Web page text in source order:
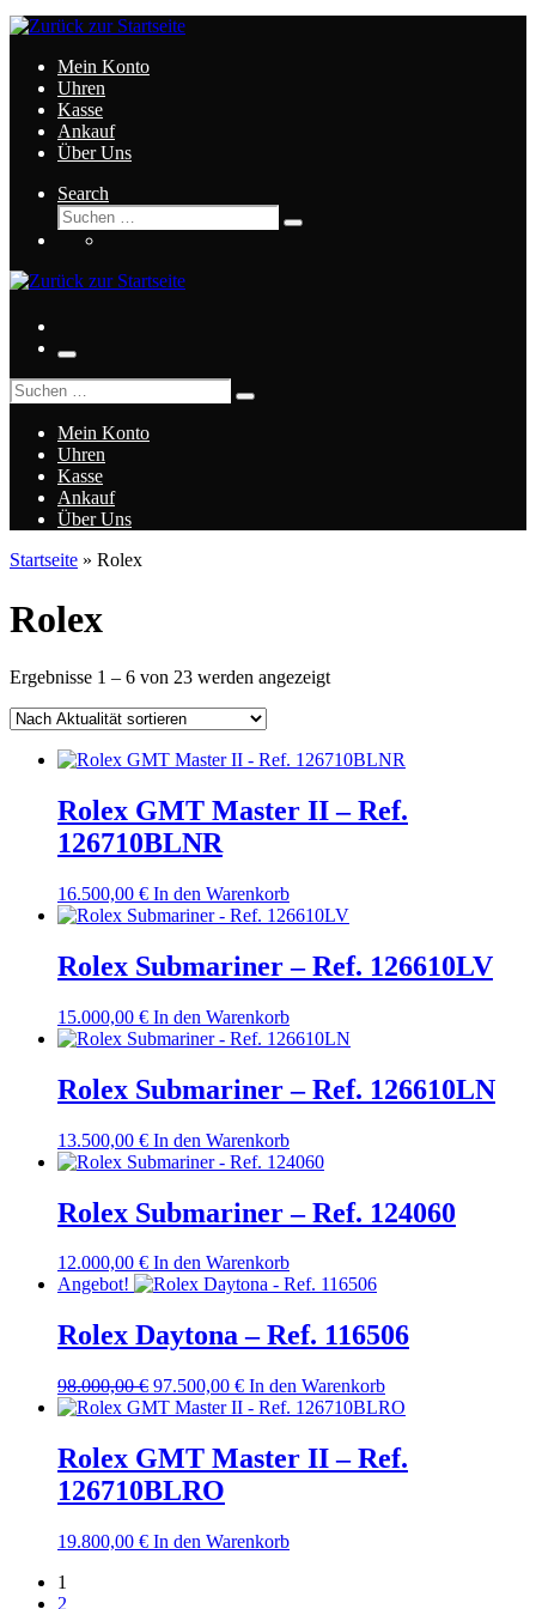
Zum
Inhalt
springenMein Konto
Uhren
Kasse
Ankauf
Über Uns
Search
Suche
Suchen
Menü
Suche
Suchen
Mein Konto
Uhren
Kasse
Ankauf
Über Uns
Startseite » Rolex
Rolex
Ergebnisse 1 – 6 von 23 werden angezeigtNach
Rolex GMT Master II – Ref.
126710BLNR
16.500,00 € In den Warenkorb
Rolex Submariner – Ref. 126610LV
15.000,00 € In den Warenkorb
Rolex Submariner – Ref. 126610LN
13.500,00 € In den Warenkorb
Rolex Submariner – Ref. 124060
12.000,00 € In den Warenkorb
Angebot!
Rolex Daytona – Ref. 116506
98.000,00€ Ursprünglicher
Preis
98.000,00 €
97.500,00 €Aktueller
Preis
97.500,00 €.
In den Warenkorb
Rolex GMT Master II – Ref.
126710BLRO
19.800,00 € In den Warenkorb
1
2